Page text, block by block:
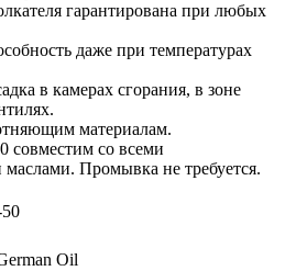
гарантирована при любых
даже при температурах
в камерах сгорания, в зоне
материалам.
совместим со всеми
Промывка не требуется.
Oil